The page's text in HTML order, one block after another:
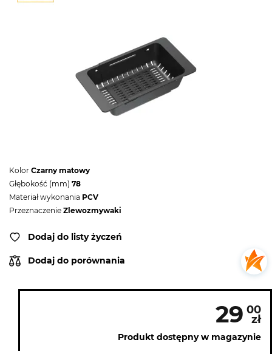
Kolor Czarny matowy
Głębokość (mm) 78
Materiał wykonania PCV
Przeznaczenie Zlewozmywaki
Dodaj do listy życzeń
Dodaj do porównania
29 00
zł
Produkt dostępny w magazynie